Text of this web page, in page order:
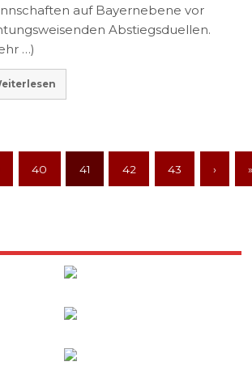
auf Bayernebene vor
Abstiegsduellen.
…)
40 41 42 43 › »